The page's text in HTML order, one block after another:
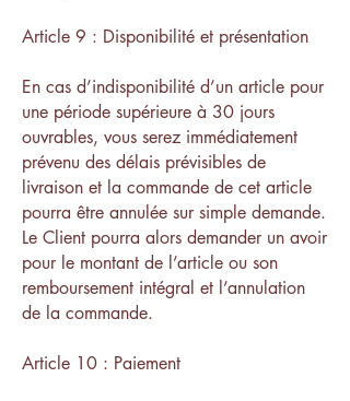
Article 9 : Disponibilité et présentation
En cas d’indisponibilité d’un article pour
une période supérieure à 30 jours
ouvrables, vous serez immédiatement
prévenu des délais prévisibles de
livraison et la commande de cet article
pourra être annulée sur simple demande.
Le Client pourra alors demander un avoir
pour le montant de l’article ou son
remboursement intégral et l’annulation
de la commande.
Article 10 : Paiement